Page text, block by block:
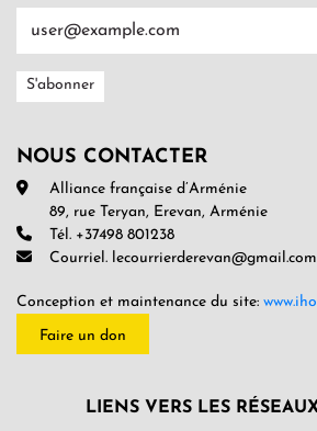
NOUS CONTACTER
Alliance française d’Arménie
89, rue Teryan, Erevan, Arménie
Tél. +37498 801238
Courriel. lecourrierderevan@gmail.com
Conception et maintenance du site:
Faire un don
LIENS VERS LES